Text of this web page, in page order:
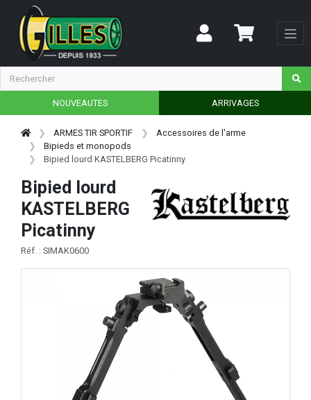
NOUVEAUTES ARRIVAGES
ARMES TIR SPORTIF
Accessoires de l'arme
Bipieds et monopods
Bipied lourd KASTELBERG Picatinny
Bipied lourd
KASTELBERG
Picatinny
Réf. : SIMAK0600